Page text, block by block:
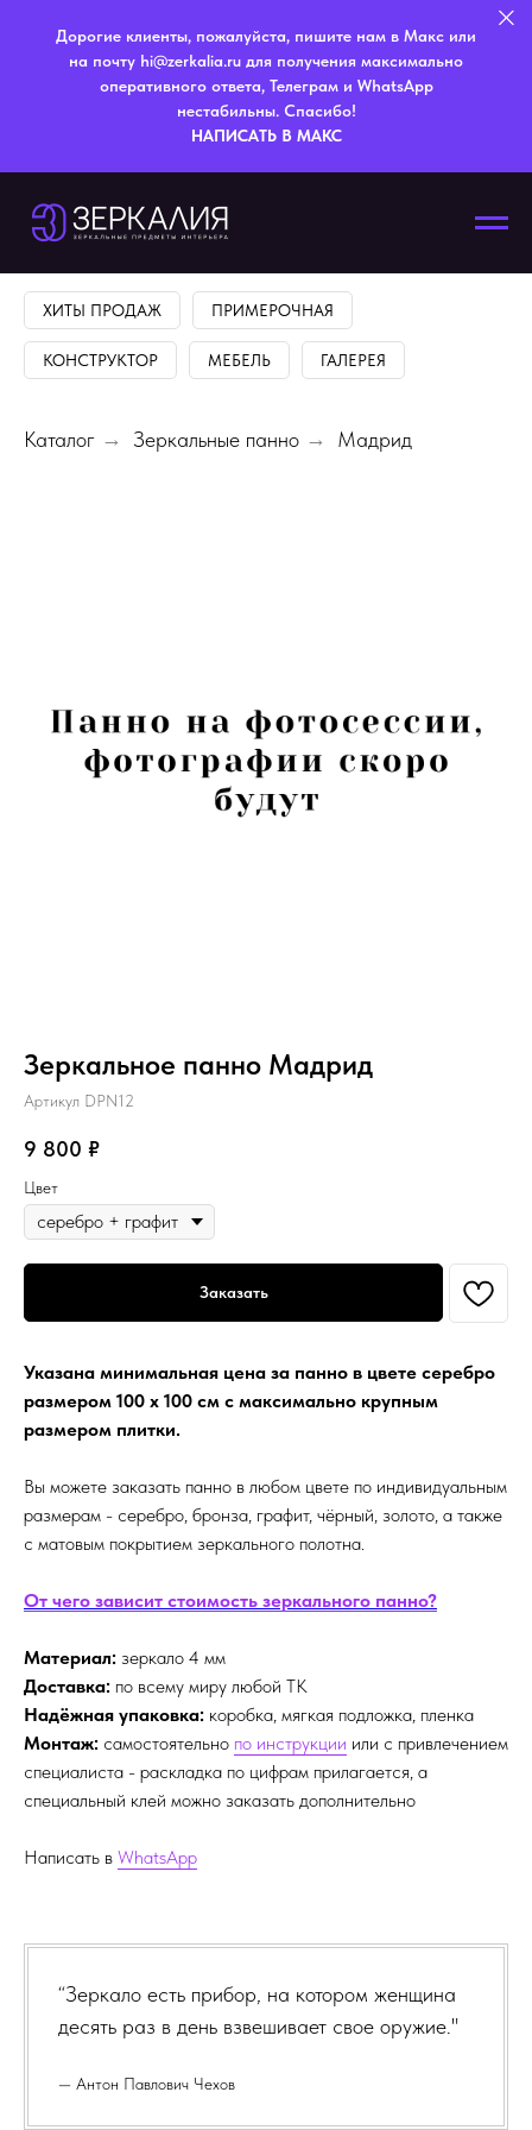
Дорогие клиенты, пожалуйста, пишите нам в Макс или
на почту hi@zerkalia.ru для получения максимально
оперативного ответа, Телеграм и WhatsApp
нестабильны. Спасибо!
НАПИСАТЬ В МАКС
ХИТЫ ПРОДАЖ ПРИМЕРОЧНАЯ
КОНСТРУКТОР МЕБЕЛЬ ГАЛЕРЕЯ
Каталог → Зеркальные панно → Мадрид
Зеркальное панно Мадрид
Артикул DPN12
9 800 ₽
Цвет
Заказать
Указана минимальная цена за панно в цвете серебро
размером 100 х 100 см с максимально крупным
размером плитки.
Вы можете заказать панно в любом цвете по индивидуальным
размерам - серебро, бронза, графит, чёрный, золото, а также
с матовым покрытием зеркального полотна.
От чего зависит стоимость зеркального панно?
Материал: зеркало 4 мм
Доставка: по всему миру любой ТК
Надёжная упаковка: коробка, мягкая подложка, пленка
Монтаж: самостоятельно по инструкции или с привлечением
специалиста - раскладка по цифрам прилагается, а
специальный клей можно заказать дополнительно
Написать в WhatsApp
“Зеркало есть прибор, на котором женщина
десять раз в день взвешивает свое оружие."
— Антон Павлович Чехов